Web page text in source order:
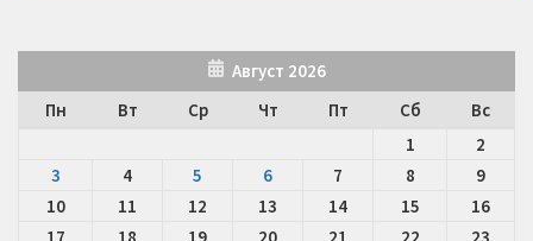
Август 2026
Пн
Вт Ср Чт Пт Сб
Вс
1
2
3
4 5 6 7 8
9
10
11 12 13 14 15
16